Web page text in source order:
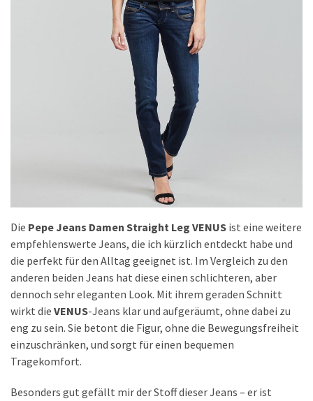
Die Pepe Jeans Damen Straight Leg VENUS ist eine weitere
empfehlenswerte Jeans, die ich kürzlich entdeckt habe und
die perfekt für den Alltag geeignet ist. Im Vergleich zu den
anderen beiden Jeans hat diese einen schlichteren, aber
dennoch sehr eleganten Look. Mit ihrem geraden Schnitt
wirkt die VENUS-Jeans klar und aufgeräumt, ohne dabei zu
eng zu sein. Sie betont die Figur, ohne die Bewegungsfreiheit
einzuschränken, und sorgt für einen bequemen
Tragekomfort.
Besonders gut gefällt mir der Stoff dieser Jeans – er ist